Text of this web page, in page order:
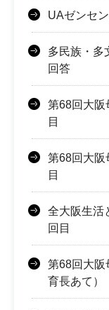
UAゼンセ
多民族・
回答
第68回大
目
第68回大
目
全大阪生
回目
第68回大
育長あて）